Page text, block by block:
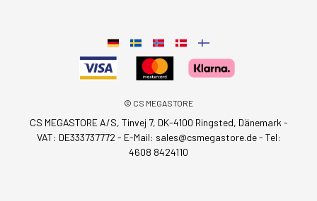
© CS MEGASTORE
CS MEGASTORE A/S, Tinvej 7, DK-4100 Ringsted, Dänemark -
VAT: DE333737772 - E-Mail: sales@csmegastore.de- Tel:
4608 8424110